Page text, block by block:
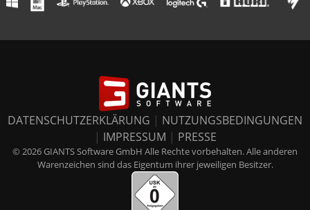
DATENSCHUTZERKLÄRUNG | NUTZUNGSBEDINGUNGEN
| IMPRESSUM | PRESSE
© 2026 GIANTS Software GmbH Alle Rechte vorbehalten. Alle anderen
Warenzeichen sind das Eigentum ihrer jeweiligen Besitzer.